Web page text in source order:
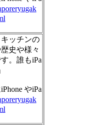
ッチンの
史や様々
。誰もiPa
やiPa